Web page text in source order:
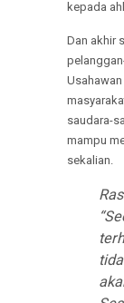
kepada
Dan akhir
saudara-
mampu
sekalian.